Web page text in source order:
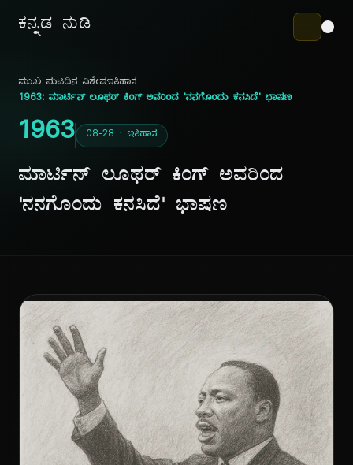
ಕನ್ನಡ ನುಡಿ
ಮುಖ ಪುಟದಿನ ವಿಶೇಷಇತಿಹಾಸ
1963: ಮಾರ್ಟಿನ್ ಲೂಥರ್ ಕಿಂಗ್ ಅವರಿಂದ 'ನನಗೊಂದು ಕನಸಿದೆ' ಭಾಷಣ
1963 08-28 · ಇತಿಹಾಸ
ಮಾರ್ಟಿನ್ ಲೂಥರ್ ಕಿಂಗ್ ಅವರಿಂದ
'ನನಗೊಂದು ಕನಸಿದೆ' ಭಾಷಣ